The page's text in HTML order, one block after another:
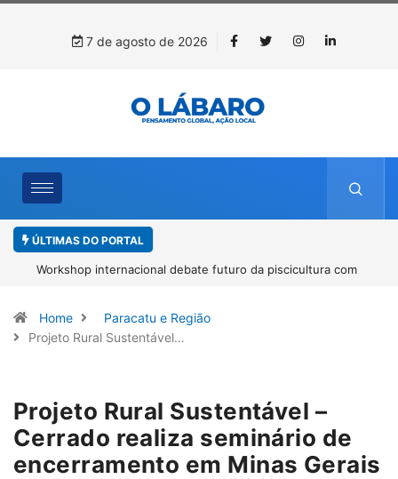
7 de agosto de 2026
ÚLTIMAS DO PORTAL
Workshop internacional debate futuro da piscicultura com
Home
Paracatu e Região
Projeto Rural Sustentável…
Projeto Rural Sustentável –
Cerrado realiza seminário de
encerramento em Minas Gerais